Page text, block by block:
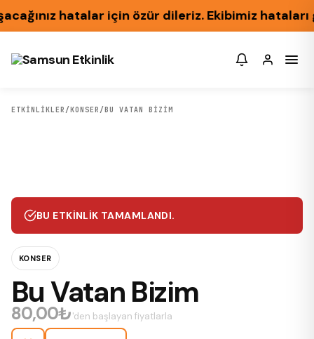
hatalar için özür dileriz. Ekibimiz hataları
ETKİNLİKLER /KONSER /BU VATAN BIZIM
BU ETKINLIK TAMAMLANDI.
KONSER
Bu Vatan Bizim
80,00₺'den başlayan fiyatlarla